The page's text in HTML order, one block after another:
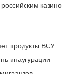
казино
продукты ВСУ
инаугурации